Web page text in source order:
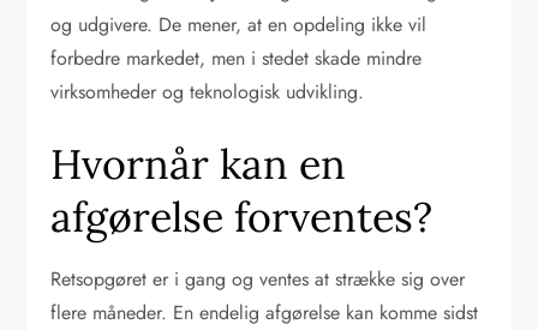
og udgivere. De mener, at en opdeling ikke vil
forbedre markedet, men i stedet skade mindre
virksomheder og teknologisk udvikling.
Hvornår kan en
afgørelse forventes?
Retsopgøret er i gang og ventes at strække sig over
flere måneder. En endelig afgørelse kan komme sidst